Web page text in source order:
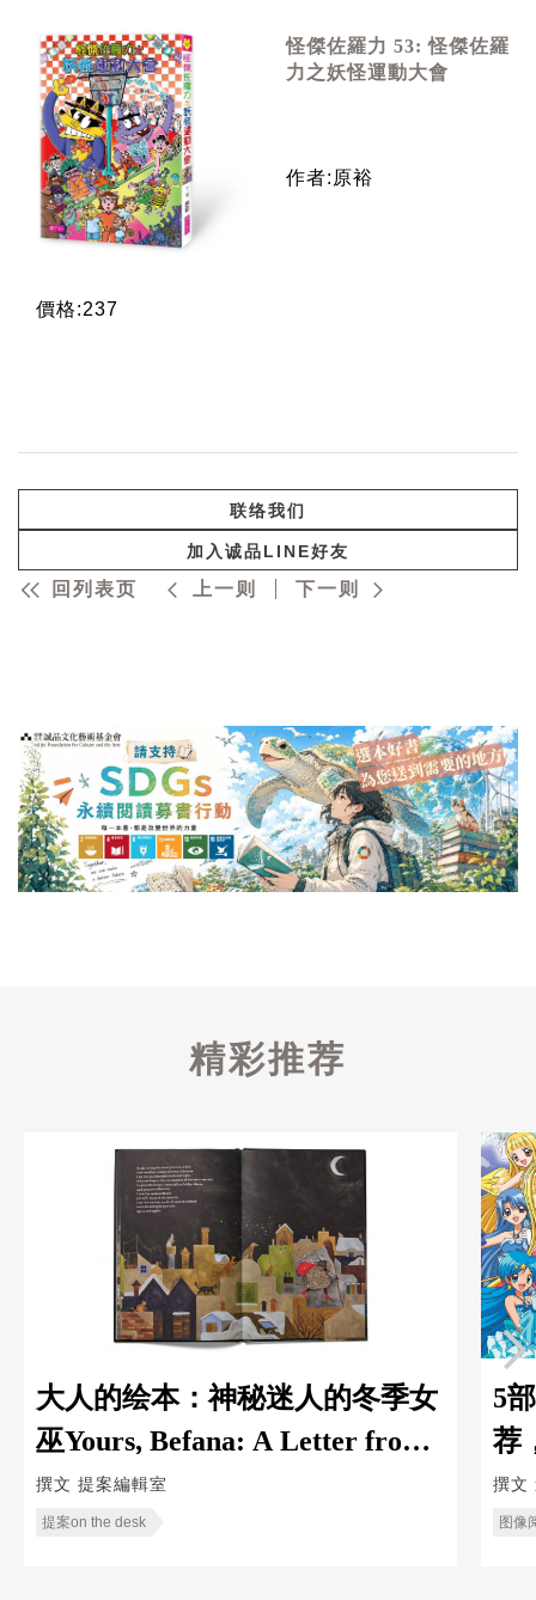
怪傑佐羅力 53: 怪傑佐羅
力之妖怪運動大會
作者:原裕
價格:237
联络我们
加入诚品LINE好友
回列表页 上一则 下一则
精彩推荐
大人的绘本：神秘迷人的冬季女
巫Yours, Befana: A Letter from
the Winter Witch
撰文 提案編輯室
提案on the desk
5
荐
撰文
图像